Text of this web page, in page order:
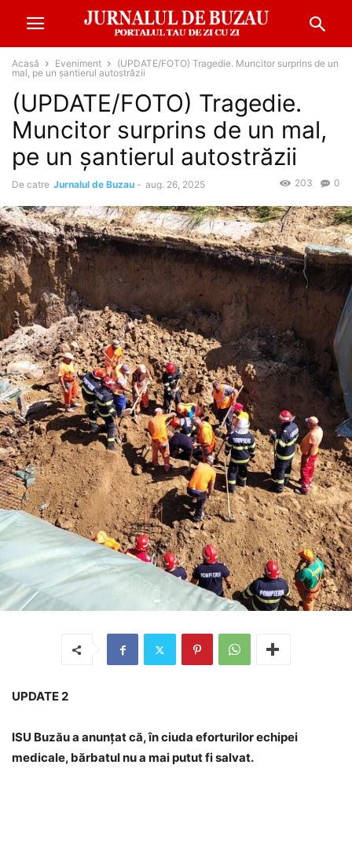
Acasă Eveniment
(UPDATE/FOTO) Tragedie. Muncitor surprins de un
mal, pe un șantierul autostrăzii
(UPDATE/FOTO) Tragedie.
Muncitor surprins de un mal,
pe un șantierul autostrăzii
De catre Jurnalul de Buzau - aug. 26, 2025 0
203
UPDATE 2
ISU Buzău a anunțat că, în ciuda eforturilor echipei
medicale, bărbatul nu a mai putut fi salvat.